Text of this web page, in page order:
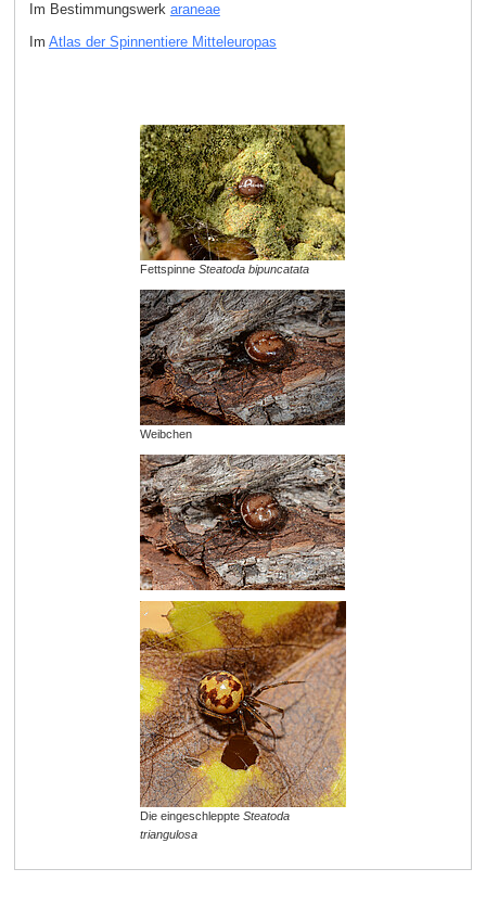
Im Bestimmungswerk araneae
Im Atlas der Spinnentiere Mitteleuropas
Fettspinne Steatoda bipuncatata
Weibchen
Die eingeschleppte Steatoda
triangulosa